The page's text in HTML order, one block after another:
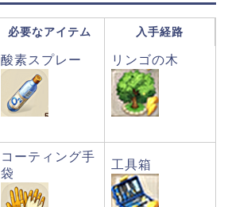
必要なアイテム 入手経路
酸素スプレー リンゴの木
コーティング手
袋
工具箱